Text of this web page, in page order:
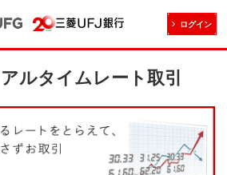
ログイン
ルタイムレート取引